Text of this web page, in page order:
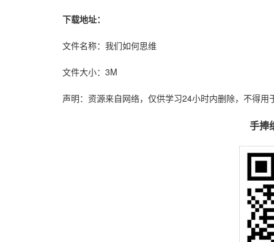
下载地址：
文件名称：我们如何思维
文件大小：3M
声明：资源来自网络，仅供学习24小时内删除，不得
手捧